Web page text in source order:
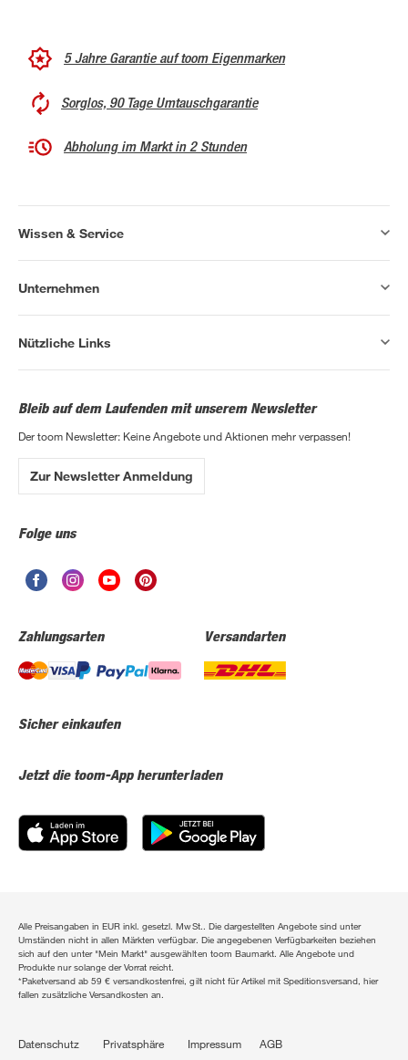
5 Jahre Garantie auf toom Eigenmarken
Sorglos, 90 Tage Umtauschgarantie
Abholung im Markt in 2 Stunden
Wissen & Service
Unternehmen
Nützliche Links
Bleib auf dem Laufenden mit unserem Newsletter
Der toom Newsletter: Keine Angebote und Aktionen mehr verpassen!
Zur Newsletter Anmeldung
Folge uns
Zahlungsarten Versandarten
Sicher einkaufen
Jetzt die toom-App herunterladen
Alle Preisangaben in EUR inkl. gesetzl. MwSt.. Die dargestellten Angebote sind unter
Umständen nicht in allen Märkten verfügbar. Die angegebenen Verfügbarkeiten beziehen
sich auf den unter "Mein Markt" ausgewählten toom Baumarkt. Alle Angebote und
Produkte nur solange der Vorrat reicht.
*Paketversand ab 59 € versandkostenfrei, gilt nicht für Artikel mit Speditionsversand, hier
fallen zusätzliche Versandkosten an.
Datenschutz Privatsphäre Impressum
AGB